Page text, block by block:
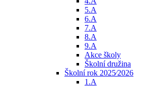
5.A
6.A
7.A
8.A
9.A
Akce školy
Školní družina
Školní rok 2025⁄2026
1.A